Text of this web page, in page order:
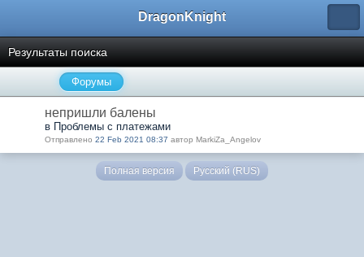
DragonKnight
Результаты поиска
Форумы
непришли балены
в Проблемы с платежами
Отправлено 22 Feb 2021 08:37 автор MarkiZa_Angelov
Полная версия Русский (RUS)